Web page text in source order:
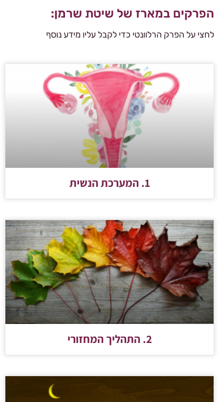
הפרקים במארז של שיטת שרמן:
לחצי על הפרק הרלוונטי כדי לקבל עליו מידע נוסף
1. המערכת הנשית
2. התהליך המחזורי